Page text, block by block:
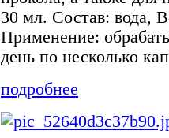
30 мл. Состав: вода,
Применение:
день по несколько
подробнее